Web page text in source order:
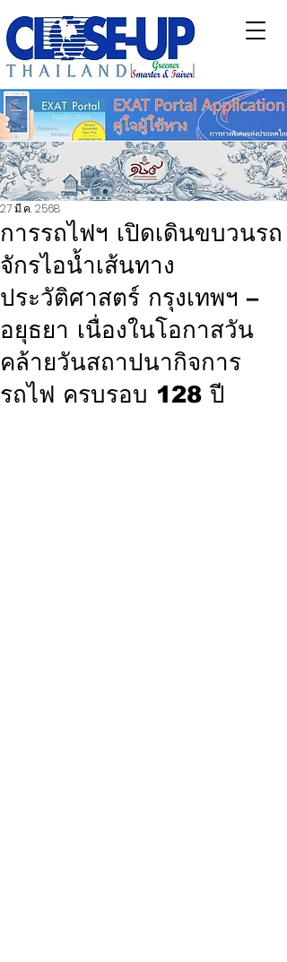
การรถไฟฯ เปิดเดินขบวนรถ
จักรไอน้ำเส้นทาง
ประวัติศาสตร์ กรุงเทพฯ –
อยุธยา เนื่องในโอกาสวัน
คล้ายวันสถาปนากิจการ
รถไฟ ครบรอบ 128 ปี
27 มี.ค. 2568